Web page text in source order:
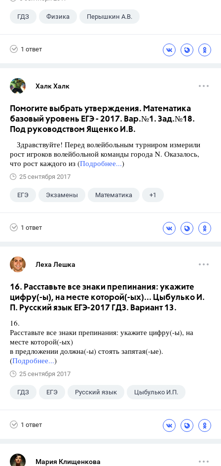
ГДЗ Физика Перышкин А.В.
1 ответ
Халк Халк
Помогите выбрать утверждения. Математика
базовый уровень ЕГЭ - 2017. Вар.№1. Зад.№18.
Под руководством Ященко И.В.
Здравствуйте! Перед волейбольным турниром измерили
рост игроков волейбольной команды города N. Оказалось,
что рост каждого из (Подробнее...)
25 сентября 2017
ЕГЭ Экзамены Математика +1
1 ответ
Леха Лешка
16. Расставьте все знаки препинания: укажите
цифру(-ы), на месте которой(-ых)... Цыбулько И.
П. Русский язык ЕГЭ-2017 ГДЗ. Вариант 13.
16.
Расставьте все знаки препинания: укажите цифру(-ы), на
месте которой(-ых)
в предложении должна(-ы) стоять запятая(-ые).
(Подробнее...)
25 сентября 2017
ГДЗ ЕГЭ Русский язык Цыбулько И.П.
1 ответ
Мария Клищенкова